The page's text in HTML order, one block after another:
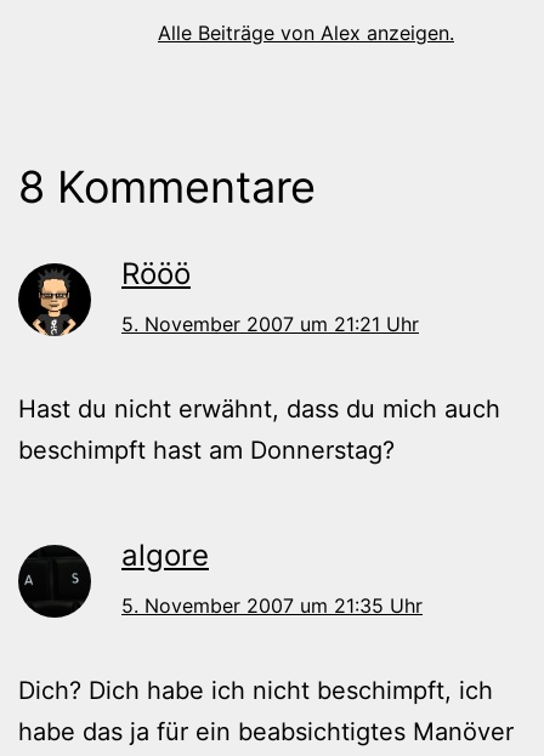
Alle Beiträge von Alex anzeigen.
8 Kommentare
Rööö
5. November 2007 um 21:21 Uhr
Hast du nicht erwähnt, dass du mich auch
beschimpft hast am Donnerstag?
algore
5. November 2007 um 21:35 Uhr
Dich? Dich habe ich nicht beschimpft, ich
habe das ja für ein beabsichtigtes Manöver